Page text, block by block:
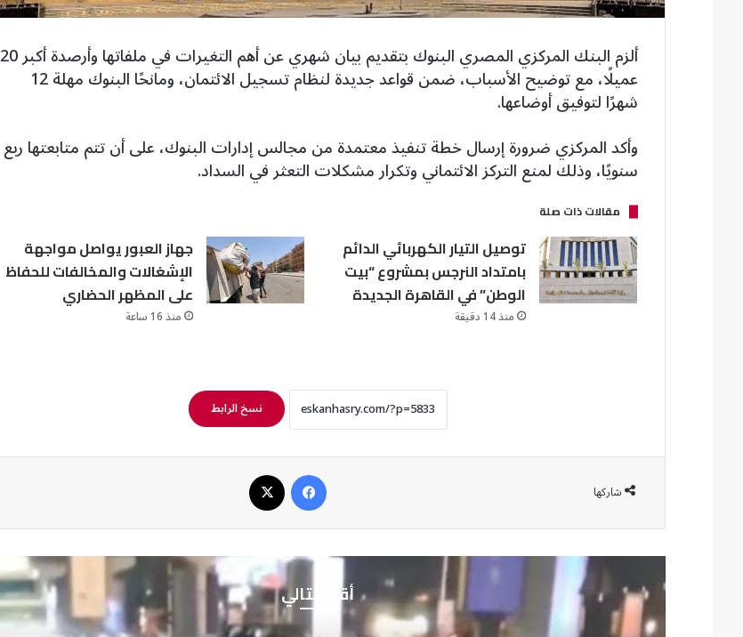
ألزم البنك المركزي المصري البنوك بتقديم بيان شهري عن أهم التغيرات في ملفاتها وأرصدة أكبر 20
عميلًا، مع توضيح الأسباب، ضمن قواعد جديدة لنظام تسجيل الائتمان، ومانحًا البنوك مهلة 12
شهرًا لتوفيق أوضاعها.
وأكد المركزي ضرورة إرسال خطة تنفيذ معتمدة من مجالس إدارات البنوك، على أن تتم متابعتها ربع
سنويًا، وذلك لمنع التركز الائتماني وتكرار مشكلات التعثر في السداد.
مقالات ذات صلة
توصيل التيار الكهربائي الدائم
بامتداد النرجس بمشروع “بيت
الوطن” في القاهرة الجديدة
منذ 14 دقيقة
جهاز العبور يواصل مواجهة
الإشغالات والمخالفات للحفاظ
على المظهر الحضاري
منذ 16 ساعة
نسخ الرابط
شاركها
أقرأ التالي